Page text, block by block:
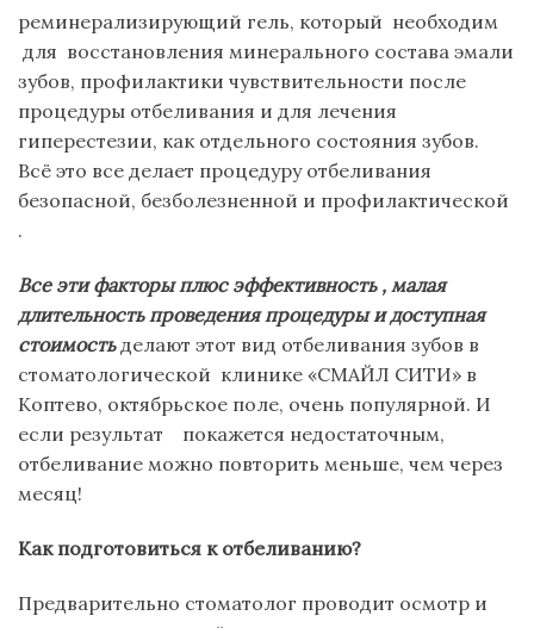
реминерализирующий гель, который необходим
для восстановления минерального состава эмали
зубов, профилактики чувствительности после
процедуры отбеливания и для лечения
гиперестезии, как отдельного состояния зубов.
Всё это все делает процедуру отбеливания
безопасной, безболезненной и профилактической
.
Все эти факторы плюс эффективность , малая
длительность проведения процедуры идоступная
стоимость делают этот вид отбеливания зубов в
стоматологической клинике «СМАЙЛ СИТИ» в
Коптево, октябрьское поле, очень популярной. И
если результат покажется недостаточным,
отбеливание можно повторить меньше, чем через
месяц!
Как подготовиться к отбеливанию?
Предварительно стоматолог проводит осмотр и